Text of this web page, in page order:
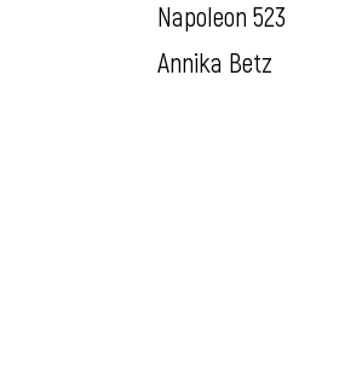
Napoleon 523
Annika Betz